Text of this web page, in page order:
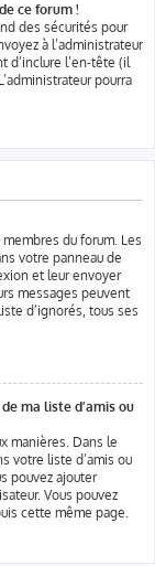
ce forum !
des sécurités pour
à l’administrateur
d’inclure l’en-tête (il
pourra
du forum. Les
votre panneau de
et leur envoyer
messages peuvent
d’ignorés, tous ses
ma liste d’amis ou
manières. Dans le
votre liste d’amis ou
pouvez ajouter
Vous pouvez
cette même page.